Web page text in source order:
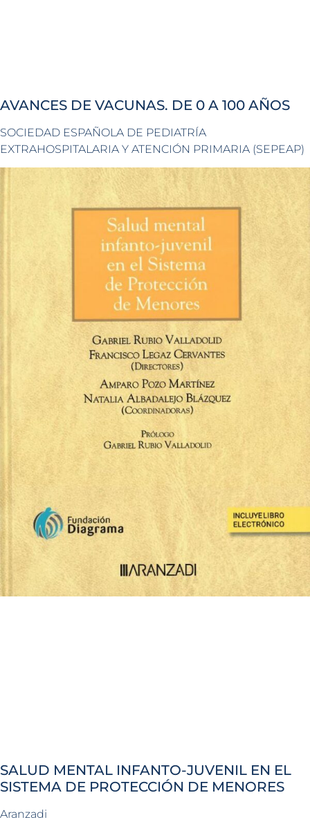
AVANCES DE VACUNAS. DE 0 A 100 AÑOS
SOCIEDAD ESPAÑOLA DE PEDIATRÍA
EXTRAHOSPITALARIA Y ATENCIÓN PRIMARIA (SEPEAP)
SALUD MENTAL INFANTO-JUVENIL EN EL
SISTEMA DE PROTECCIÓN DE MENORES
Aranzadi